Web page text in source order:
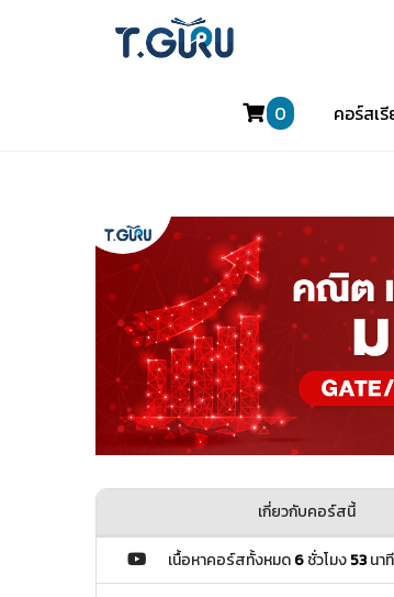
0 คอร์สเ
เกี่ยวกับคอร์สนี้
เนื้อหาคอร์สทั้งหมด6ชั่วโมง53นาที